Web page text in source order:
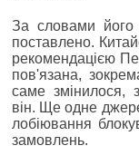
За словами його
поставлено.
рекомендацією
пов'язана,
саме змінилося,
він. Ще одне
лобіювання
замовлень.